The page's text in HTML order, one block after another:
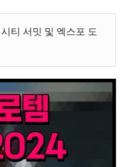
티 서밋 및 엑스포 도